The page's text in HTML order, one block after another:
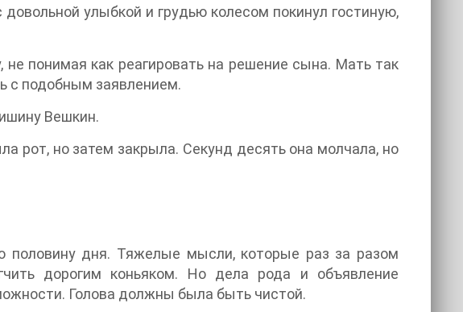
улыбкой и грудью колесом покинул гостиную,
не понимая как реагировать на решение сына. Мать так
с подобным заявлением.
Вешкин.
рот, но затем закрыла. Секунд десять она молчала, но
половину дня. Тяжелые мысли, которые раз за разом
дорогим коньяком. Но дела рода и объявление
Голова должны была быть чистой.